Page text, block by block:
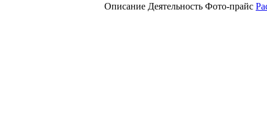
Описание Деятельность Фото-прайс